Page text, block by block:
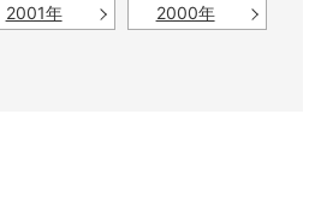
2001年 2000年